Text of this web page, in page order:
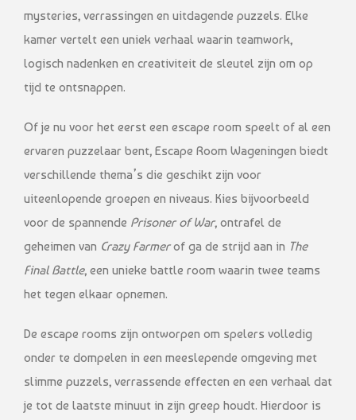
mysteries, verrassingen en uitdagende puzzels. Elke
kamer vertelt een uniek verhaal waarin teamwork,
logisch nadenken en creativiteit de sleutel zijn om op
tijd te ontsnappen.
Of je nu voor het eerst een escape room speelt of al een
ervaren puzzelaar bent, Escape Room Wageningen biedt
verschillende thema’s die geschikt zijn voor
uiteenlopende groepen en niveaus. Kies bijvoorbeeld
voor de spannende Prisoner of War, ontrafel de
geheimen van Crazy Farmerof ga de strijd aan in The
Final Battle, een unieke battle room waarin twee teams
het tegen elkaar opnemen.
De escape rooms zijn ontworpen om spelers volledig
onder te dompelen in een meeslepende omgeving met
slimme puzzels, verrassende effecten en een verhaal dat
je tot de laatste minuut in zijn greep houdt. Hierdoor is